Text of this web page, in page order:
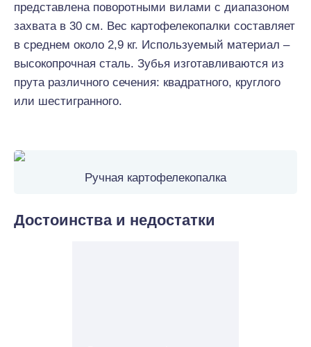
представлена поворотными вилами с диапазоном
захвата в 30 см. Вес картофелекопалки составляет
в среднем около 2,9 кг. Используемый материал –
высокопрочная сталь. Зубья изготавливаются из
прута различного сечения: квадратного, круглого
или шестигранного.
Ручная картофелекопалка
Достоинства и недостатки